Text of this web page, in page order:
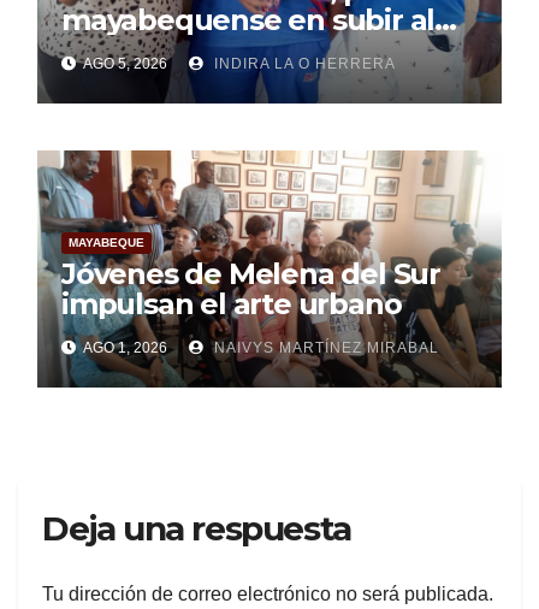
mayabequense en subir al
podio centroamericano
AGO 5, 2026 INDIRA LA O HERRERA
MAYABEQUE
Jóvenes de Melena del Sur
impulsan el arte urbano
AGO 1, 2026 NAIVYS MARTÍNEZ MIRABAL
Deja una respuesta
Tu dirección de correo electrónico no será publicada.